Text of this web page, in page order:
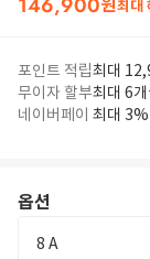
원최대
포인트 적립최대
무이자 할부최대 6
네이버페이 최대 3%
옵션
8 A